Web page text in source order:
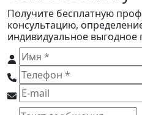
Получите бесплатную
консультацию,
индивидуальное